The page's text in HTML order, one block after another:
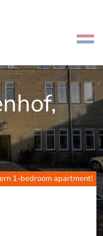
1-bedroom apartment!